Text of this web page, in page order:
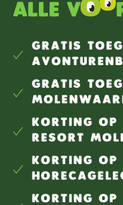
Alle v
GRATIS
GRATIS
KORTING OP
RESORT
KORTING OP
KORTING OP